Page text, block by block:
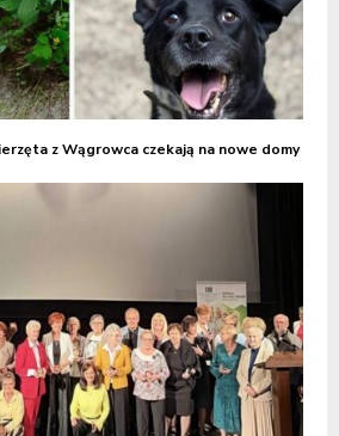
z Wągrowca czekają na nowe domy